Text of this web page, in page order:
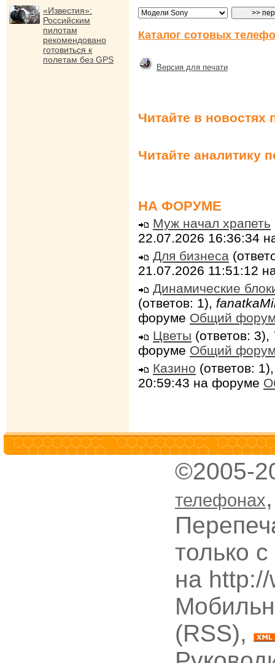
«Известия»:
Российским
пилотам
рекомендовано
готовиться к
полетам без GPS
Каталог сотовых
Версия для печати
Читайте в новостях
Читайте аналитику
НА ФОРУМЕ
Муж начал храпеть
22.07.2026 16:36:34
Для бизнеса
21.07.2026 11:51:12
Динамические
(ответов: 1),
форуме Общий
Цветы (ответов: 3),
форуме Общий
Казино (ответов:
20:59:43 на форуме
©2005-
телефонах
только
на
(RSS),